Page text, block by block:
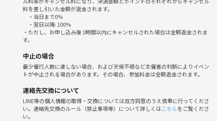
※持ち込みも可能です。
「ちょっと気になる！」くらいの気持ちで大丈夫です😊
ぜひ一緒に楽しい時間を過ごしましょう！
料を差し引いた金額が返金されます。
・当日まで0%
・翌日以降: 100%
・ただし、お申し込み後 1時間以内にキャンセルされた場合は全額返金されま
す。
中止の場合
最少催行人数に達しない場合、および天候不順など主催者の判断によりイベン
トが中止される場合があります。その場合、参加料金は全額返金されます。
連絡先交換について
LINE等の個人情報の取得・交換については双方同意のうえ慎重に行ってくださ
い。連絡先交換のルール（禁止事項等）について詳しくはこちらをご覧くださ
い。